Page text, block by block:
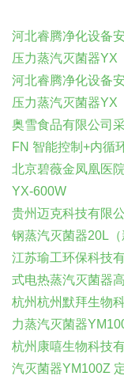
河北睿腾净化设备
压力蒸汽灭菌器YX
河北睿腾净化设备
压力蒸汽灭菌器YX
奥雪食品有限公司
FN 智能控制+内循
北京碧薇金凤凰医
YX-600W
贵州迈克科技有限
钢蒸汽灭菌器20L（
江苏瑜工环保科技
式电热蒸汽灭菌器
杭州杭州默拜生物
力蒸汽灭菌器
杭州康嘻生物科技
汽灭菌器YM100Z